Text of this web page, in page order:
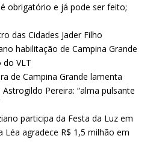
obrigatório e já pode ser feito;
das Cidades Jader Filho
habilitação de Campina Grande
do VLT
de Campina Grande lamenta
Pereira: “alma pulsante
participa da Festa da Luz em
Léa agradece R$ 1,5 milhão em